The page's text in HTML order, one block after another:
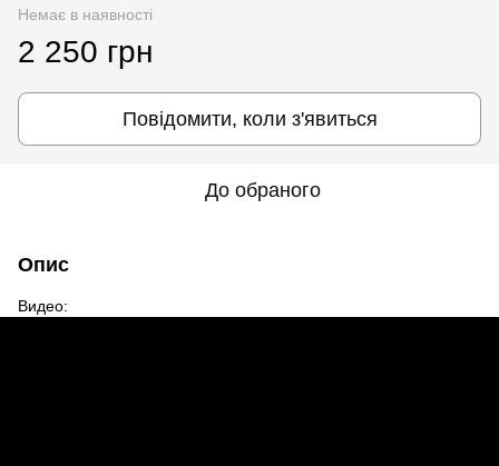
Немає в наявності
2 250 грн
Повідомити, коли з'явиться
До обраного
Опис
Видео: